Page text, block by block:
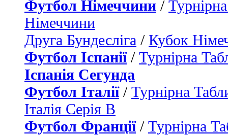
Футбол Німеччини /
Німеччини
Друга Бундесліга / Кубок
Футбол Іспанії/ Турнірна
Іспанія Сегунда
Футбол Італії/ Турнірна
Італія Серія B
Футбол Франції/ Турнірна